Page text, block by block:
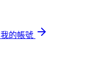
我的帳號